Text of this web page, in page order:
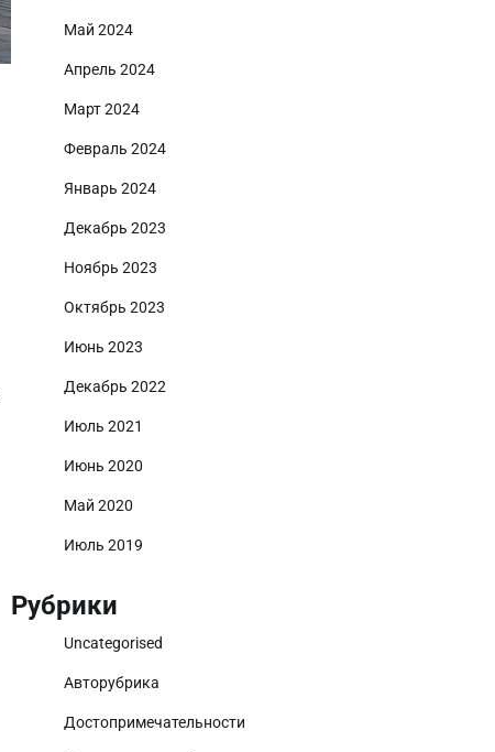
Май 2024
Апрель 2024
Март 2024
Февраль 2024
Январь 2024
Декабрь 2023
Ноябрь 2023
Октябрь 2023
Июнь 2023
Декабрь 2022
Июль 2021
Июнь 2020
Май 2020
Июль 2019
Рубрики
Uncategorised
Авторубрика
Достопримечательности